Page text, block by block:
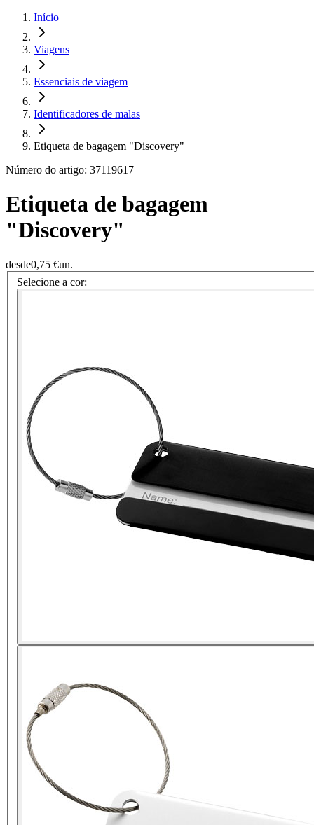
Início
Viagens
Essenciais de viagem
Identificadores de malas
Etiqueta de bagagem "Discovery"
Número do artigo: 37119617
Etiqueta de bagagem
"Discovery"
desde0,75 €un.
Selecione a cor: